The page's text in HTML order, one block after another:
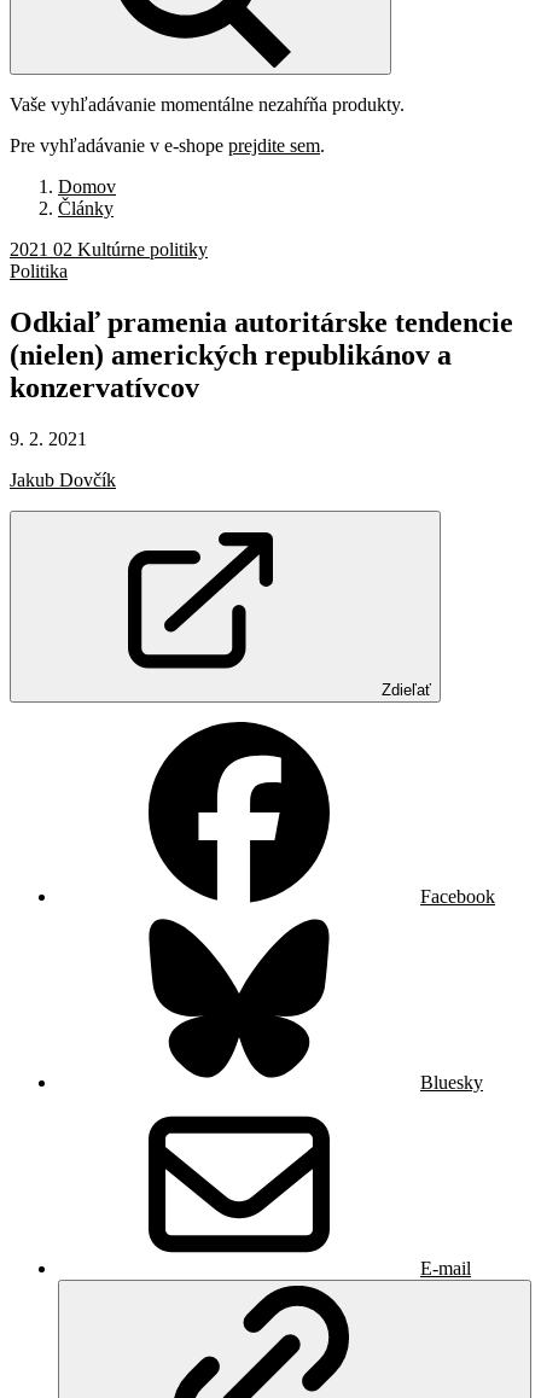
Vaše vyhľadávanie momentálne nezahŕňa produkty.
Pre vyhľadávanie v e-shope prejdite sem.
Domov
Články
2021 02 Kultúrne politiky
Politika
Odkiaľ pramenia autoritárske tendencie
(nielen) amerických republikánov a
konzervatívcov
9. 2. 2021
Jakub Dovčík
Zdieľať
Facebook
Bluesky
E-mail